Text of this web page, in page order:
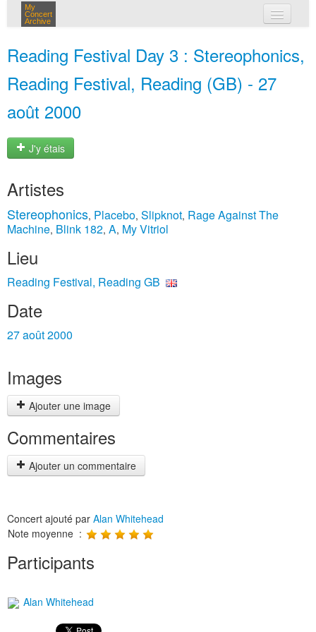
My
Concert
Archive
Reading Festival Day 3 : Stereophonics,
Reading Festival, Reading (GB) - 27
août 2000
J'y étais
Artistes
Stereophonics, Placebo, Slipknot, Rage Against The
Machine, Blink 182, A, My Vitriol
Lieu
Reading Festival, Reading GB
Date
27 août 2000
Images
Ajouter une image
Commentaires
Ajouter un commentaire
Concert ajouté par Alan Whitehead
Note moyenne :
Participants
Alan Whitehead